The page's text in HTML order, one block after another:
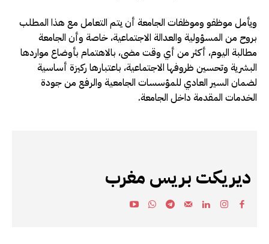
ويأمل موظفو وموظفات الجامعة أن يتم التعامل مع هذا المطلب
بروح من المسؤولية والعدالة الاجتماعية، خاصة وأن الجامعة
مطالبة اليوم، أكثر من أي وقت مضى، بالاهتمام بأوضاع مواردها
البشرية وتحسين ظروفها الاجتماعية، باعتبارها ركيزة أساسية
لضمان السير العادي للمؤسسات الجامعية والرفع من جودة
الخدمات المقدمة داخل الجامعة.
ديريكت بريس مغرب